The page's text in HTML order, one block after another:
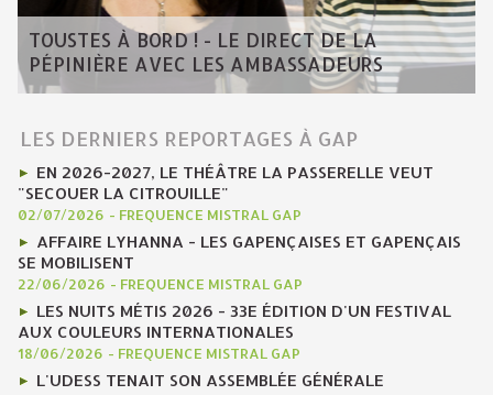
TOUSTES À BORD ! - LE DIRECT DE LA
PÉPINIÈRE AVEC LES AMBASSADEURS
LES DERNIERS REPORTAGES À GAP
EN 2026-2027, LE THÉÂTRE LA PASSERELLE VEUT
"SECOUER LA CITROUILLE"
02/07/2026 - FREQUENCE MISTRAL GAP
AFFAIRE LYHANNA - LES GAPENÇAISES ET GAPENÇAIS
SE MOBILISENT
22/06/2026 - FREQUENCE MISTRAL GAP
LES NUITS MÉTIS 2026 - 33E ÉDITION D'UN FESTIVAL
AUX COULEURS INTERNATIONALES
18/06/2026 - FREQUENCE MISTRAL GAP
L'UDESS TENAIT SON ASSEMBLÉE GÉNÉRALE